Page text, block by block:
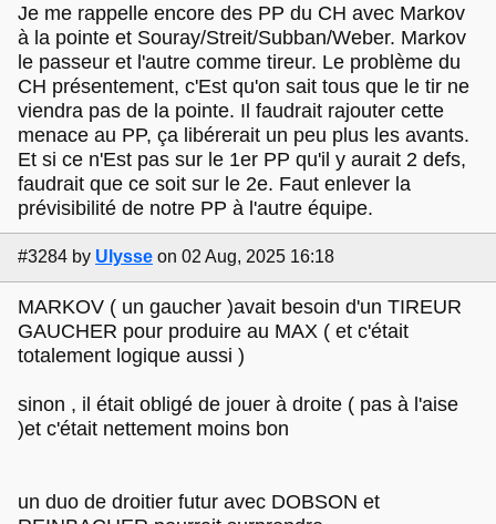
Je me rappelle encore des PP du CH avec Markov
à la pointe et Souray/Streit/Subban/Weber. Markov
le passeur et l'autre comme tireur. Le problème du
CH présentement, c'Est qu'on sait tous que le tir ne
viendra pas de la pointe. Il faudrait rajouter cette
menace au PP, ça libérerait un peu plus les avants.
Et si ce n'Est pas sur le 1er PP qu'il y aurait 2 defs,
faudrait que ce soit sur le 2e. Faut enlever la
prévisibilité de notre PP à l'autre équipe.
#3284 by Ulysse on 02 Aug, 2025 16:18
MARKOV ( un gaucher )avait besoin d'un TIREUR
GAUCHER pour produire au MAX ( et c'était
totalement logique aussi )
sinon , il était obligé de jouer à droite ( pas à l'aise
)et c'était nettement moins bon
un duo de droitier futur avec DOBSON et